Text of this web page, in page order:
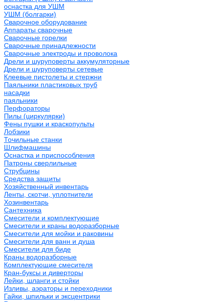
оснастка для УШМ
УШМ (болгарки)
Сварочное оборудование
Аппараты сварочные
Сварочные горелки
Сварочные принадлежности
Сварочные электроды и проволока
Дрели и шуруповерты аккумуляторные
Дрели и шуруповерты сетевые
Клеевые пистолеты и стержни
Паяльники пластиковых труб
насадки
паяльники
Перфораторы
Пилы (циркулярки)
Фены пушки и краскопульты
Лобзики
Точильные станки
Шлифмашины
Оснастка и приспособления
Патроны сверлильные
Струбцины
Средства защиты
Хозяйственный инвентарь
Ленты, скотчи, уплотнители
Хозинвентарь
Сантехника
Смесители и комплектующие
Смесители и краны водоразборные
Смесители для мойки и раковины
Смесители для ванн и душа
Смесители для биде
Краны водоразборные
Комплектующие смесителя
Кран-буксы и диверторы
Лейки, шланги и стойки
Изливы, аэраторы и переходники
Гайки, шпильки и эксцентрики